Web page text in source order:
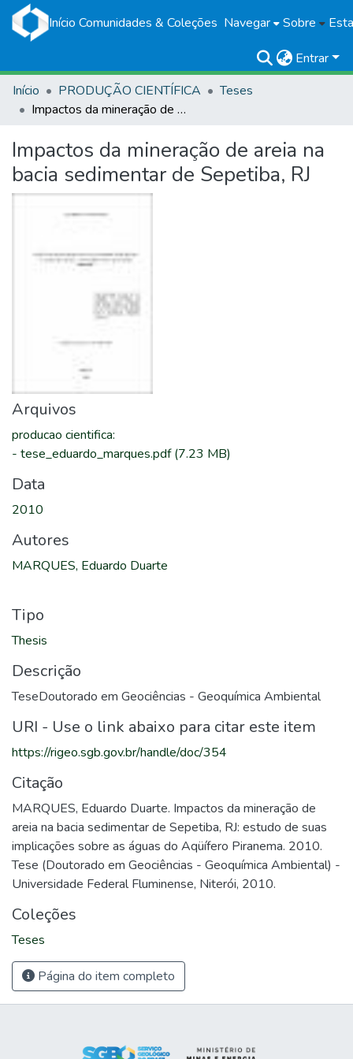
Início Comunidades & Coleções Navegar Sobre
Entrar
Início
PRODUÇÃO CIENTÍFICA
Teses
Impactos da mineração de areia na bacia sedimentar de Sepetiba, RJ
Impactos da mineração de areia na
bacia sedimentar de Sepetiba, RJ
Arquivos
producao cientifica:
- tese_eduardo_marques.pdf(7.23 MB)
Data
2010
Autores
MARQUES, Eduardo Duarte
Tipo
Thesis
Descrição
TeseDoutorado em Geociências - Geoquímica Ambiental
URI - Use o link abaixo para citar este item
https://rigeo.sgb.gov.br/handle/doc/354
Citação
MARQUES, Eduardo Duarte. Impactos da mineração de
areia na bacia sedimentar de Sepetiba, RJ: estudo de suas
implicações sobre as águas do Aqüífero Piranema. 2010.
Tese (Doutorado em Geociências - Geoquímica Ambiental) -
Universidade Federal Fluminense, Niterói, 2010.
Coleções
Teses
Página do item completo